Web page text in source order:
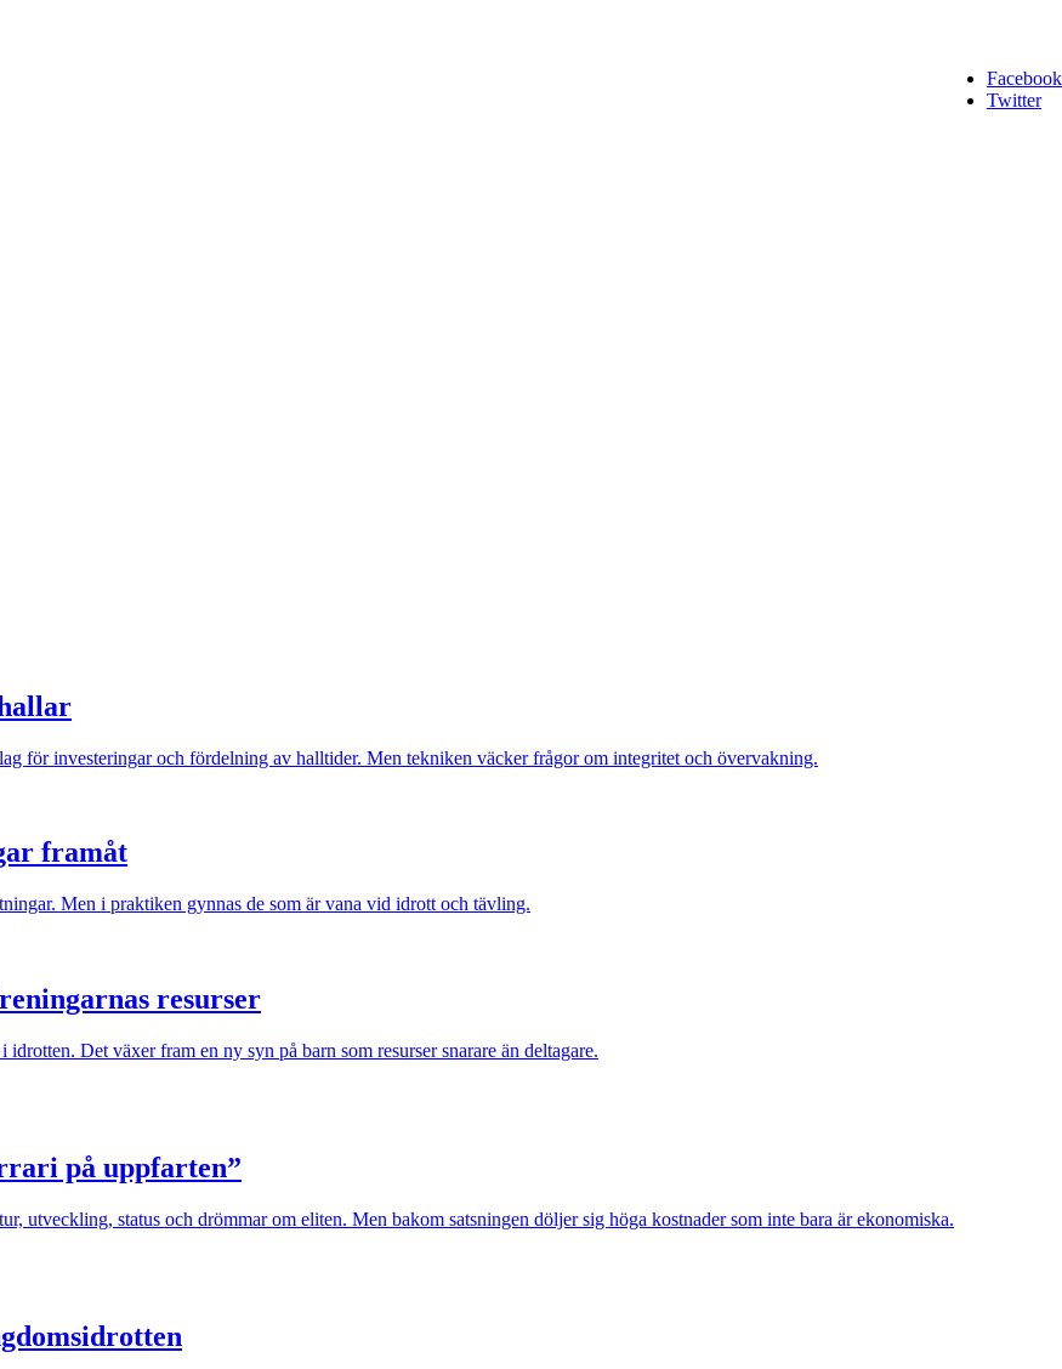
Facebook
Twitter
för investeringar och fördelning av halltider. Men tekniken väcker frågor om integritet och övervakning.
framåt
Men i praktiken gynnas de som är vana vid idrott och tävling.
resurser
Det växer fram en ny syn på barn som resurser snarare än deltagare.
på uppfarten”
utveckling, status och drömmar om eliten. Men bakom satsningen döljer sig höga kostnader som inte bara är ekonomiska.